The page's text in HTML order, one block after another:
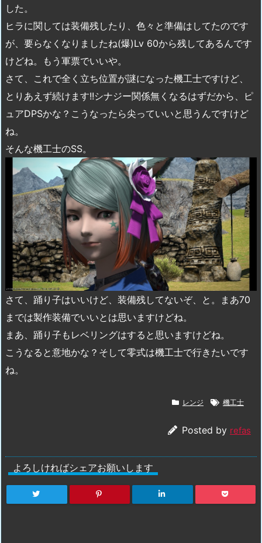
した。
ヒラに関しては装備残したり、色々と準備はしてたのです
が、要らなくなりましたね(爆)Lv 60から残してあるんです
けどね。もう軍票でいいや。
さて、これで全く立ち位置が謎になった機工士ですけど、
とりあえず続けます!!シナジー関係無くなるはずだから、ピ
ュアDPSかな？こうなったら尖っていいと思うんですけど
ね。
そんな機工士のSS。
さて、踊り子はいいけど、装備残してないぞ、と。まあ70
までは製作装備でいいとは思いますけどね。
まあ、踊り子もレベリングはすると思いますけどね。
こうなると意地かな？そして零式は機工士で行きたいです
ね。
レンジ 機工士
Posted by refas
よろしければシェアお願いします